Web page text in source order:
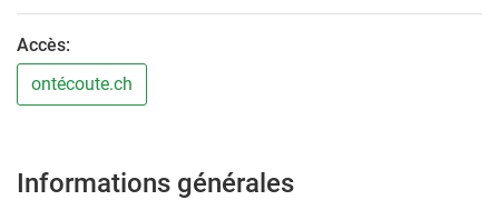
Accès:
ontécoute.ch
Informations générales